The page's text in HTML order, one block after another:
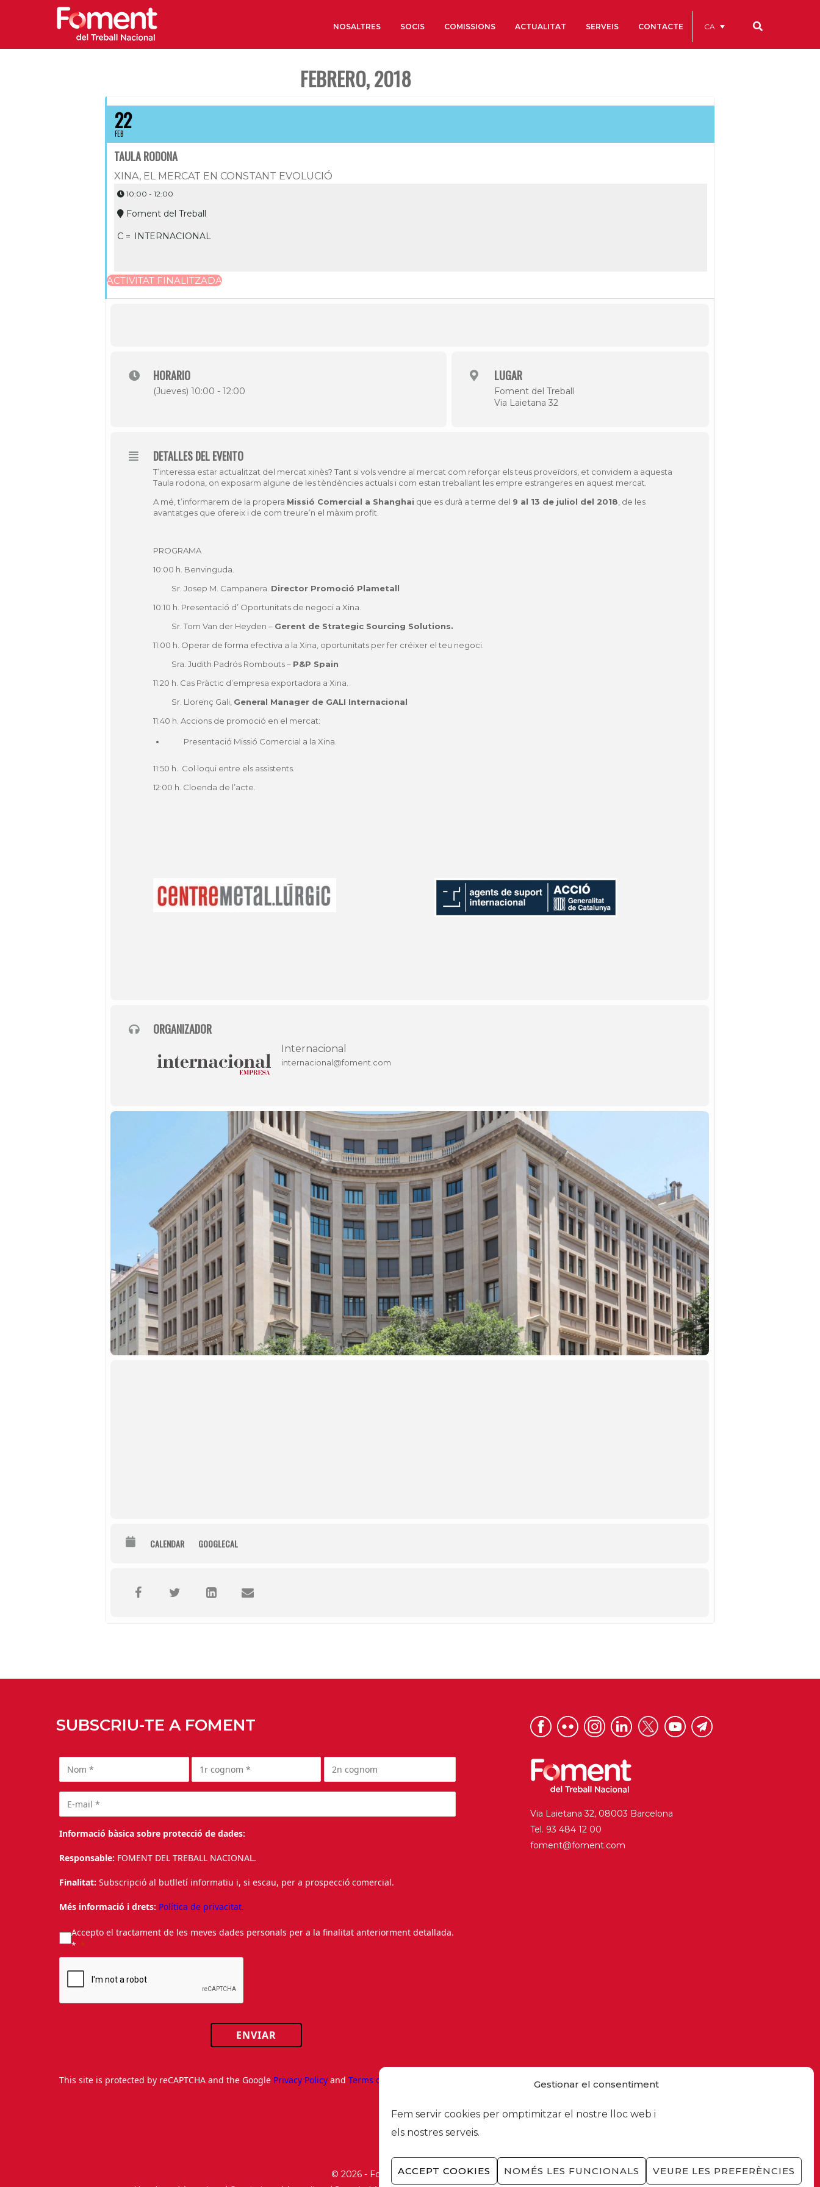
Gestionar el consentiment
Fem servir cookies per omptimitzar el nostre lloc web i
els nostres serveis.
ACCEPT COOKIES NOMÉS LES FUNCIONALS VEURE LES PREFERÈNCIES
NOSALTRES SOCIS COMISSIONS ACTUALITAT SERVEIS CONTACTE CA
FEBRERO, 2018
22
FEB
TAULA RODONA
XINA, EL MERCAT EN CONSTANT EVOLUCIÓ
10:00 - 12:00
Foment del Treball
C = INTERNACIONAL
ACTIVITAT FINALITZADA
HORARIO
(Jueves) 10:00 - 12:00
LUGAR
Foment del Treball
Via Laietana 32
DETALLES DEL EVENTO
T’interessa estar actualitzat del mercat xinès? Tant si vols vendre al mercat com reforçar els teus proveïdors, et convidem a aquesta
Taula rodona, on exposarm algune de les tèndències actuals i com estan treballant les empre estrangeres en aquest mercat.
A mé, t’informarem de la propera Missió Comercial a Shanghai que es durà a terme del 9 al 13 de juliol del 2018 , de les
avantatges que ofereix i de com treure’n el màxim profit.
PROGRAMA
10:00 h. Benvinguda.
Sr. Josep M. Campanera. Director Promoció Plametall
10:10 h. Presentació d’ Oportunitats de negoci a Xina.
Sr. Tom Van der Heyden – Gerent de Strategic Sourcing Solutions.
11:00 h. Operar de forma efectiva a la Xina, oportunitats per fer créixer el teu negoci.
Sra. Judith Padrós Rombouts – P&P Spain
11:20 h. Cas Pràctic d’empresa exportadora a Xina.
Sr. Llorenç Gali, General Manager de GALI Internacional
11:40 h. Accions de promoció en el mercat:
Presentació Missió Comercial a la Xina.
11:50 h. Col·loqui entre els assistents.
12:00 h. Cloenda de l’acte.
ORGANIZADOR
Internacional
internacional@foment.com
CALENDAR GOOGLECAL
SUBSCRIU-TE A FOMENT
Informació bàsica sobre protecció de dades:
Responsable: FOMENT DEL TREBALL NACIONAL.
Finalitat: Subscripció al butlletí informatiu i, si escau, per a prospecció comercial.
Més informació i drets: Política de privacitat.
Accepto el tractament de les meves dades personals per a la finalitat anteriorment detallada.
*
ENVIAR
This site is protected by reCAPTCHA and the Google Privacy Policy andTerms of Service
Via Laietana 32, 08003 Barcelona
Tel. 93 484 12 00
foment@foment.com
© 2026 - Foment del Treball Nacional